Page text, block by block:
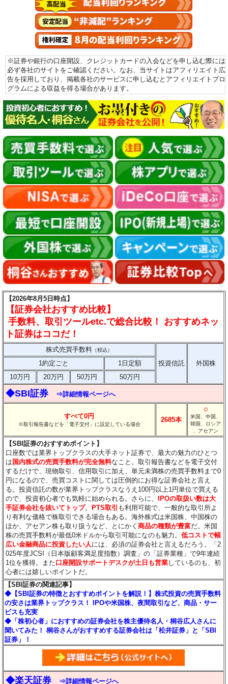
※証券や銀行の口座開設、クレジットカードの入会などを申し込む際には
必ず各社のサイトをご確認ください。なお、当サイトはアフィリエイト広
告を採用しており、掲載各社のサービスに申し込むとアフィリエイトプロ
グラムによる収益を得る場合があります。
【2026年8月5日時点】
【証券会社おすすめ比較】
手数料、取引ツールetc.で総合比較！ おすすめネッ
ト証券はココだ！
株式売買手数料 （税込）
投資信託 外国株
1約定ごと
1日定額
10万円
20万円 50万円 50万円
◆SBI証券 ⇒詳細情報ページへ
すべて0円
※取引報告書などを「電子交付」に設定している場合
2685本
○
米国、中国、
韓国、ロシア
、アセアン
【SBI証券のおすすめポイント】
口座数では業界トップクラスの大手ネット証券で、最大の魅力のひとつ
は国内株式の売買手数料が完全無料なこと。取引報告書などを電子交付
するだけで、現物取引、信用取引に加え、単元未満株の売買手数料まで0
円になるので、売買コストに関しては圧倒的にお得な証券会社と言え
る。投資信託の数が業界トップクラスなうえ100円以上1円単位で買える
ので、投資初心者でも気軽に始められる。さらに、IPOの取扱い数は大
手証券会社を抜いてトップ。PTS取引 も利用可能で、一般的な取引所よ
り有利な価格で株取引できる場合もある。海外株式は米国株、中国株の
ほか、アセアン株も取り扱うなど、とにかく商品の種類が豊富だ。米国
株の売買手数料が最低0米ドルから取引可能になのも魅力。低コストで幅
広い金融商品に投資したい人 には、必須の証券会社と言えるだろう。「2
025年度JCSI（日本版顧客満足度指数）調査」の「証券業種」で9年連続
1位を獲得。また口座開設サポートデスクが土日も営業しているのも、初
心者には嬉しいポイントだ。
【SBI証券の関連記事】
◆【SBI証券の特徴とおすすめポイントを解説！】株式投資の売買手数料
の安さは業界トップクラス！ IPOや米国株、夜間取引など、商品・サー
ビスも充実
◆「株初心者」におすすめの証券会社を株主優待名人・桐谷広人さんに
聞いてみた！ 桐谷さんがおすすめする証券会社は「松井証券」と「SBI
証券」！
◆楽天証券 ⇒詳細情報ページへ